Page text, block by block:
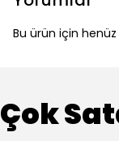
Bu ürün için
Çok